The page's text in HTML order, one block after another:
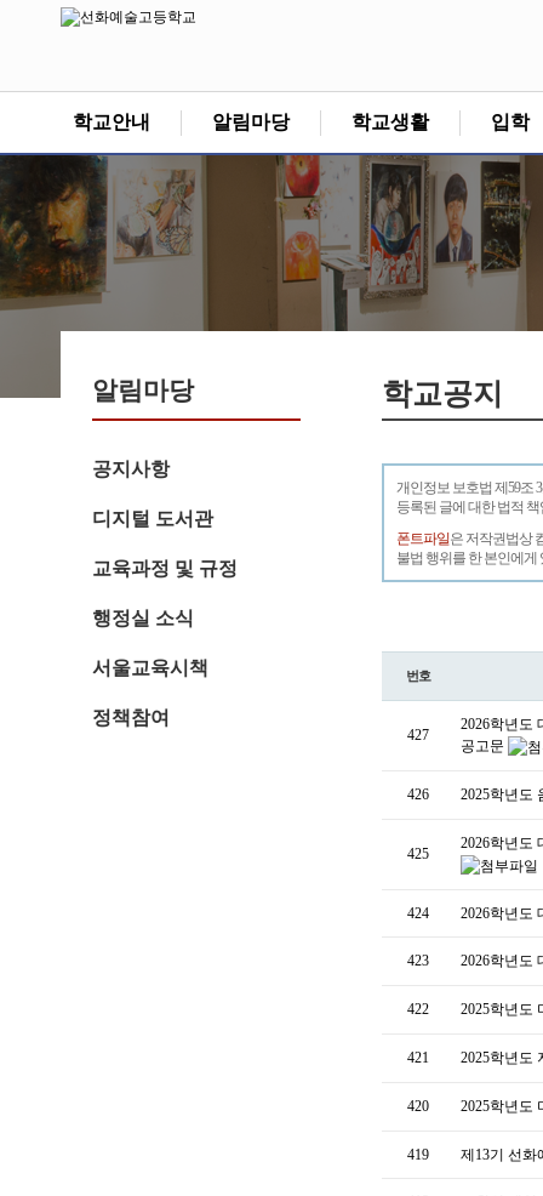
학교안내 알림마당 학교생활 입학
알림마당
공지사항
디지털 도서관
교육과정 및 규정
행정실 소식
서울교육시책
정책참여
학교공지
개인정보 보호법 제59조
등록된 글에 대한 법적
폰트파일은 저작권법상
불법 행위를 한 본인에게
번호
427
2026학년도
공고문
426 2025학년도
425
2026학년도
424 2026학년도
423 2026학년도
422 2025학년도
421 2025학년도
420 2025학년도
419 제13기 선화